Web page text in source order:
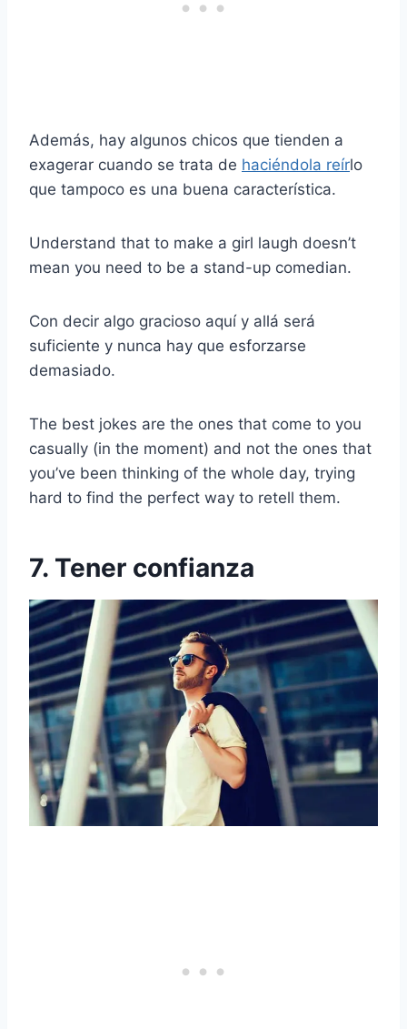
Además, hay algunos chicos que tienden a
exagerar cuando se trata de haciéndola reírlo
que tampoco es una buena característica.
Understand that to make a girl laugh doesn’t
mean you need to be a stand-up comedian.
Con decir algo gracioso aquí y allá será
suficiente y nunca hay que esforzarse
demasiado.
The best jokes are the ones that come to you
casually (in the moment) and not the ones that
you’ve been thinking of the whole day, trying
hard to find the perfect way to retell them.
7. Tener confianza